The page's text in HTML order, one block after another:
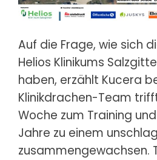
Auf die Frage, wie sich
Helios Klinikums
haben, erzählt Kucera
Klinikdrachen-Team
Woche zum Training
Jahre zu einem
zusammengewachsen.